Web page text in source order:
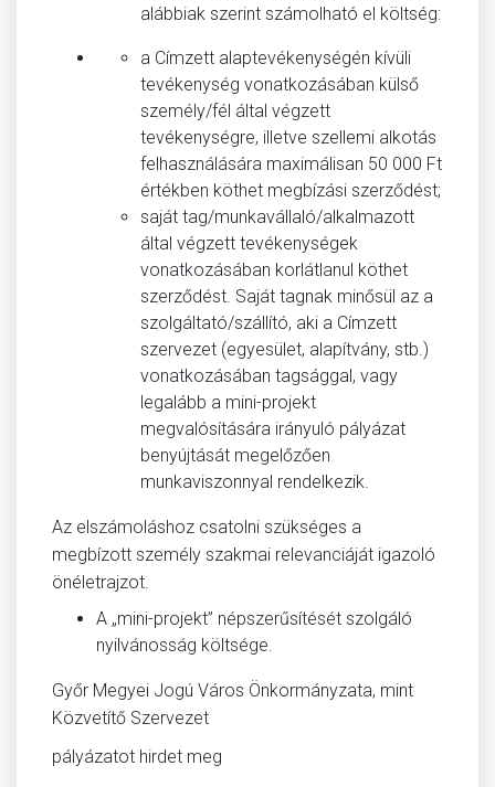
alábbiak szerint számolható el költség:
a Címzett alaptevékenységén kívüli
tevékenység vonatkozásában külső
személy/fél által végzett
tevékenységre, illetve szellemi alkotás
felhasználására maximálisan 50 000 Ft
értékben köthet megbízási szerződést;
saját tag/munkavállaló/alkalmazott
által végzett tevékenységek
vonatkozásában korlátlanul köthet
szerződést. Saját tagnak minősül az a
szolgáltató/szállító, aki a Címzett
szervezet (egyesület, alapítvány, stb.)
vonatkozásában tagsággal, vagy
legalább a mini-projekt
megvalósítására irányuló pályázat
benyújtását megelőzően
munkaviszonnyal rendelkezik.
Az elszámoláshoz csatolni szükséges a
megbízott személy szakmai relevanciáját igazoló
önéletrajzot.
A „mini-projekt” népszerűsítését szolgáló
nyilvánosság költsége.
Győr Megyei Jogú Város Önkormányzata, mint
Közvetítő Szervezet
pályázatot hirdet meg